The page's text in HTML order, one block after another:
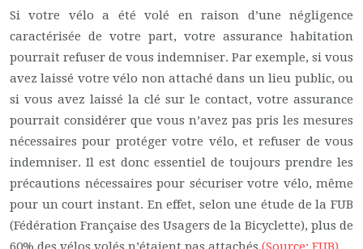
Si votre vélo a été volé en raison d’une négligence
caractérisée de votre part, votre assurance habitation
pourrait refuser de vous indemniser. Par exemple, si vous
avez laissé votre vélo non attaché dans un lieu public, ou
si vous avez laissé la clé sur le contact, votre assurance
pourrait considérer que vous n’avez pas pris les mesures
nécessaires pour protéger votre vélo, et refuser de vous
indemniser. Il est donc essentiel de toujours prendre les
précautions nécessaires pour sécuriser votre vélo, même
pour un court instant. En effet, selon une étude de la FUB
(Fédération Française des Usagers de la Bicyclette), plus de